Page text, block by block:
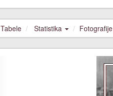
Tabele Statistika Fotografije